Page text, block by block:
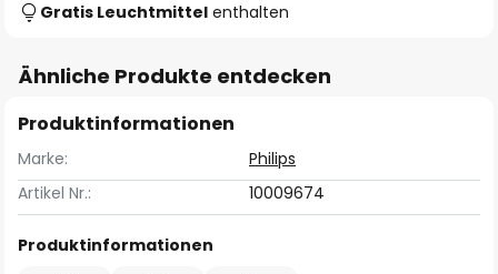
Gratis Leuchtmittel enthalten
Ähnliche Produkte entdecken
Produktinformationen
Marke:
Philips
Artikel Nr.:
10009674
Produktinformationen